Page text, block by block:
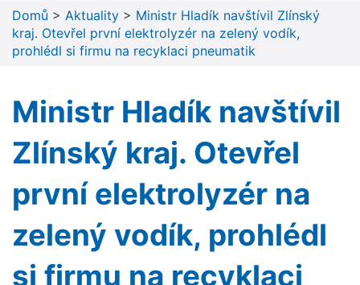
Domů > Aktuality > Ministr Hladík navštívil Zlínský
kraj. Otevřel první elektrolyzér na zelený vodík,
prohlédl si firmu na recyklaci pneumatik
Ministr Hladík navštívil
Zlínský kraj. Otevřel
první elektrolyzér na
zelený vodík, prohlédl
si firmu na recyklaci